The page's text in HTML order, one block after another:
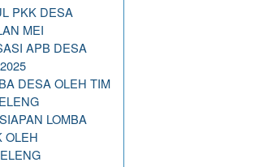
PKK DESA
MEI
APB DESA
DESA OLEH TIM
LOMBA
OLEH